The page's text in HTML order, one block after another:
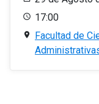
17:00
Facultad de